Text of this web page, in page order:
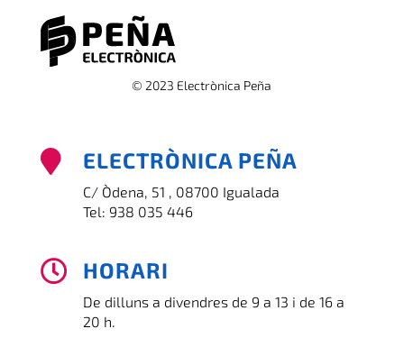
© 2023 Electrònica Peña
 ELECTRÒNICA PEÑA
C/ Òdena, 51 , 08700 Igualada
Tel: 938 035 446
 HORARI
De dilluns a divendres de 9 a 13 i de 16 a
20 h.